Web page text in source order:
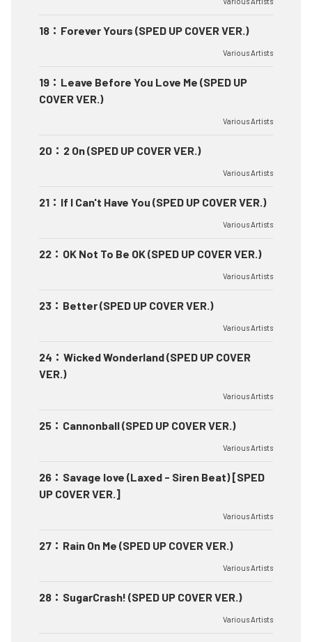
18 ： Forever Yours (SPED UP COVER VER.)
Various Artists
19 ： Leave Before You Love Me (SPED UP
COVER VER.)
Various Artists
20 ： 2 On (SPED UP COVER VER.)
Various Artists
21 ： If I Can't Have You (SPED UP COVER VER.)
Various Artists
22 ： OK Not To Be OK (SPED UP COVER VER.)
Various Artists
23 ： Better (SPED UP COVER VER.)
Various Artists
24 ： Wicked Wonderland (SPED UP COVER
VER.)
Various Artists
25 ： Cannonball (SPED UP COVER VER.)
Various Artists
26 ： Savage love (Laxed - Siren Beat) [SPED
UP COVER VER.]
Various Artists
27 ： Rain On Me (SPED UP COVER VER.)
Various Artists
28 ： SugarCrash! (SPED UP COVER VER.)
Various Artists